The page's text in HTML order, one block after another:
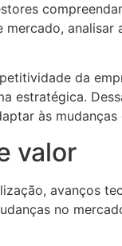
da
às
valor
avanços
no